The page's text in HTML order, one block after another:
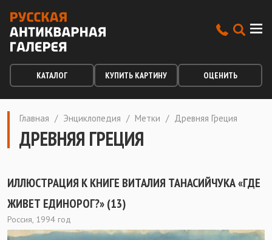
КАТАЛОГ КУПИТЬ КАРТИНУ ОЦЕНИТЬ
Главная / Энциклопедия / Метки / Древняя Греция
ДРЕВНЯЯ ГРЕЦИЯ
ИЛЛЮСТРАЦИЯ К КНИГЕ ВИТАЛИЯ ТАНАСИЙЧУКА «ГДЕ
ЖИВЕТ ЕДИНОРОГ?» (13)
Россия, 1994 год